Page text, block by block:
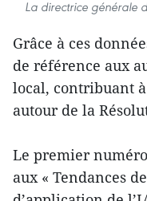
La directrice générale
Grâce à ces
de référence aux
local, contribuant
autour de la
Le premier
aux « Tendances